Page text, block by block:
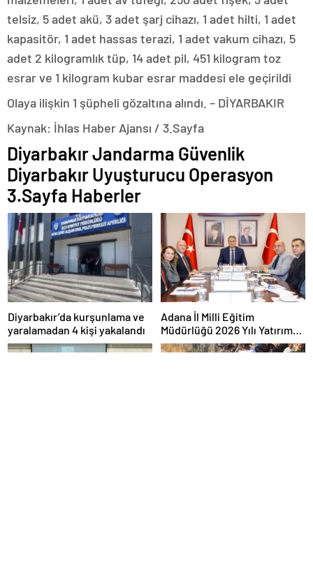
telsiz, 5 adet akü, 3 adet şarj cihazı, 1 adet hilti, 1 adet
kapasitör, 1 adet hassas terazi, 1 adet vakum cihazı, 5
adet 2 kilogramlık tüp, 14 adet pil, 451 kilogram toz
esrar ve 1 kilogram kubar esrar maddesi ele geçirildi
Olaya ilişkin 1 şüpheli gözaltına alındı. – DİYARBAKIR
Kaynak: İhlas Haber Ajansı / 3.Sayfa
Diyarbakır Jandarma Güvenlik
Diyarbakır Uyuşturucu Operasyon
3.Sayfa Haberler
Diyarbakır’da kurşunlama ve
yaralamadan 4 kişi yakalandı
Adana İl Milli Eğitim
Müdürlüğü 2026 Yılı Yatırım
Programı değerlendirildi